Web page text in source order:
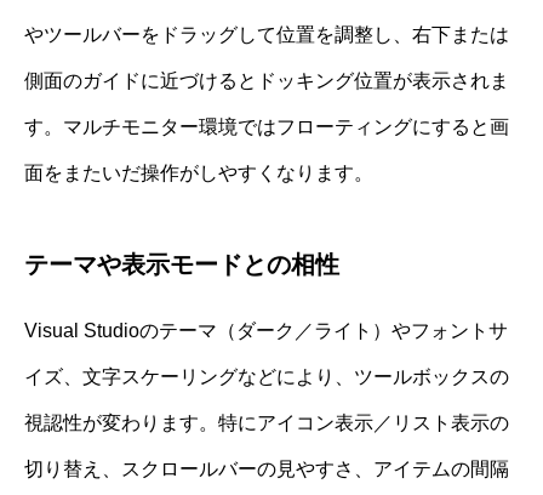
やツールバーをドラッグして位置を調整し、右下または
側面のガイドに近づけるとドッキング位置が表示されま
す。マルチモニター環境ではフローティングにすると画
面をまたいだ操作がしやすくなります。
テーマや表示モードとの相性
Visual Studioのテーマ（ダーク／ライト）やフォントサ
イズ、文字スケーリングなどにより、ツールボックスの
視認性が変わります。特にアイコン表示／リスト表示の
切り替え、スクロールバーの見やすさ、アイテムの間隔